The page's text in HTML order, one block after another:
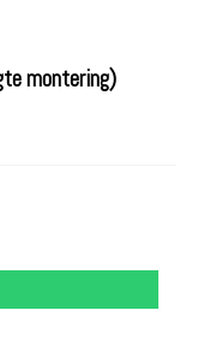
montering)